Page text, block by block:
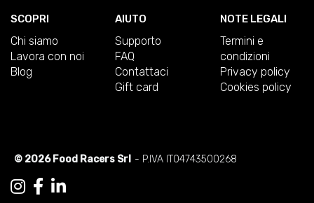
SCOPRI
Chi siamo
Lavora con noi
Blog
AIUTO
Supporto
FAQ
Contattaci
Gift card
NOTE LEGALI
Termini e
condizioni
Privacy policy
Cookies policy
© 2026 Food Racers Srl - P.IVA IT04743500268